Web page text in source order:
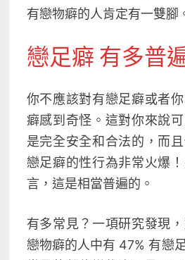
有戀物癖的人肯定有一雙腳
戀足癖 有多普
你不應該對有戀足癖或者
癖感到奇怪。這對你來說
是完全安全和合法的，而
戀足癖的性行為非常火爆
言，這是相當普遍的。
有多常見？一項研究發現
戀物癖的人中有 47% 有戀